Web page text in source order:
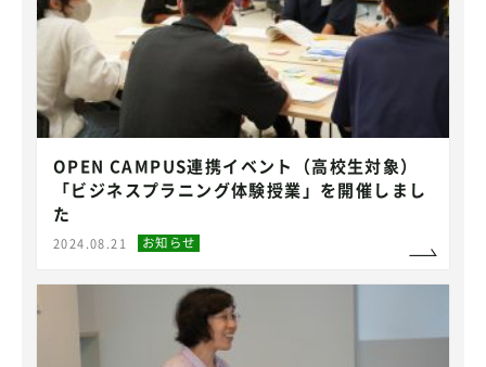
OPEN CAMPUS連携イベント（高校生対象）
「ビジネスプラニング体験授業」を開催しまし
た
2024.08.21 お知らせ